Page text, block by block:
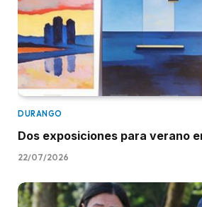
DURANGO
Dos exposiciones para verano
22/07/2026